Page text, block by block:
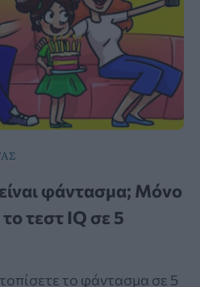
φάντασμα; Μόνο
τεστ IQ σε 5
το φάντασμα σε 5